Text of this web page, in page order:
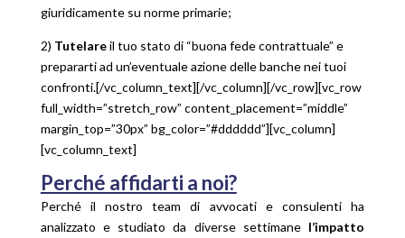
giuridicamente su norme primarie;
2) Tutelareil tuo stato di “buona fede contrattuale” e
prepararti ad un’eventuale azione delle banche nei tuoi
confronti.[/vc_column_text][/vc_column][/vc_row][vc_row
full_width=”stretch_row” content_placement=”middle”
margin_top=”30px” bg_color=”#dddddd”][vc_column]
[vc_column_text]
Perché affidarti a noi?
Perché il nostro team di avvocati e consulenti ha
analizzato e studiato da diverse settimane l’impatto